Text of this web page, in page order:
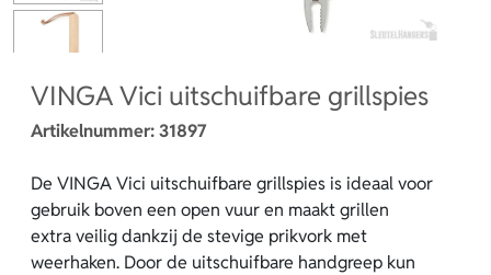
VINGA Vici uitschuifbare grillspies
Artikelnummer:31897
De VINGA Vici uitschuifbare grillspies is ideaal voor
gebruik boven een open vuur en maakt grillen
extra veilig dankzij de stevige prikvork met
weerhaken. Door de uitschuifbare handgreep kun